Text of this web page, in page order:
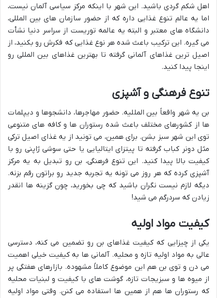
اهل شکم گردی باشید. این شهر با اینکه مرکز سیاسی آلمان نیست،
اما یه عالم تنوع غذایی داره که از حضور سازمان های بین المللی،
دانشگاه های معتبر و البته یه عالمه توریست از سراسر دنیا نشأت
می گیره. این ترکیب باعث شده هر نوع غذایی که فکرش رو بکنید، از
اصیل ترین غذاهای آلمانی گرفته تا بهترین غذاهای بین المللی رو
اینجا پیدا کنید.
تنوع فرهنگی و آشپزی
بن یه شهر واقعاً بین المللیه. حضور مهاجرها، دانشجوها و دیپلمات
ها از کشورهای مختلف باعث شده رستوران ها و کافه های متنوعی
توی این شهر سبز بشن. برای همین، می تونید از یه غذای اصیل ترکی
مثل دونر کباب گرفته تا پیتزای ایتالیایی یا حتی سوشی ژاپنی رو با
کیفیت بالا پیدا کنید. این تنوع فرهنگی، بن رو تبدیل به یه مرکز
آشپزی کرده که هر روز می تونه یه تجربه جدید رو براتون رقم بزنه.
دیگه لازم نیست نگران باشید که چی بخورید، چون گزینه ها انقدر
زیادن که سردرگم می شید!
کیفیت مواد اولیه
یکی از چیزایی که کیفیت غذاهای بن رو تضمین می کنه، دسترسی
عالی به مواد اولیه تازه و محلیه. آلمانی ها به کیفیت خیلی اهمیت
می دن و توی بن هم این موضوع کاملاً مشهوده. بازارهای هفتگی پر
از میوه ها و سبزیجات تازه، گوشت های با کیفیت و لبنیات محلیه
که رستوران ها هم از همین ها استفاده می کنن. وقتی مواد اولیه